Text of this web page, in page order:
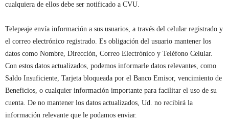
cualquiera de ellos debe ser notificado a CVU.
Telepeaje envía información a sus usuarios, a través del celular registrado y
el correo electrónico registrado. Es obligación del usuario mantener los
datos como Nombre, Dirección, Correo Electrónico y Teléfono Celular.
Con estos datos actualizados, podemos informarle datos relevantes, como
Saldo Insuficiente, Tarjeta bloqueada por el Banco Emisor, vencimiento de
Beneficios, o cualquier información importante para facilitar el uso de su
cuenta. De no mantener los datos actualizados, Ud. no recibirá la
información relevante que le podamos enviar.